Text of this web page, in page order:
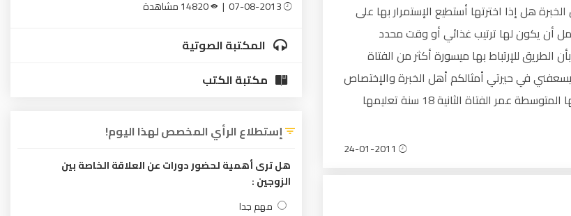
هل إذا اخترتها أستطيع الإستمرار بها على
أن يكون لها ترتيب غذائي أو وقت محدد
للإرتباط بها ميسورة أكثر من الفتاة
يسعفني في حيرتي أمثالكم أهل الخبرة والإختصاص
* معلومات : عمري 25 سنة تعليمي ثانوي عمر الفتاة الأولى 17 سنة تعليمها المتوسطة عمر الفتاة الثانية 18 سنة تعليمها
المكتبة الصوتية
مكتبة الكتب
إستطلاع الرأي المخصص لهذا اليوم!
هل ترى أهمية لحضور دورات عن العلاقة الخاصة بين
الزوجين :
مهم جدا